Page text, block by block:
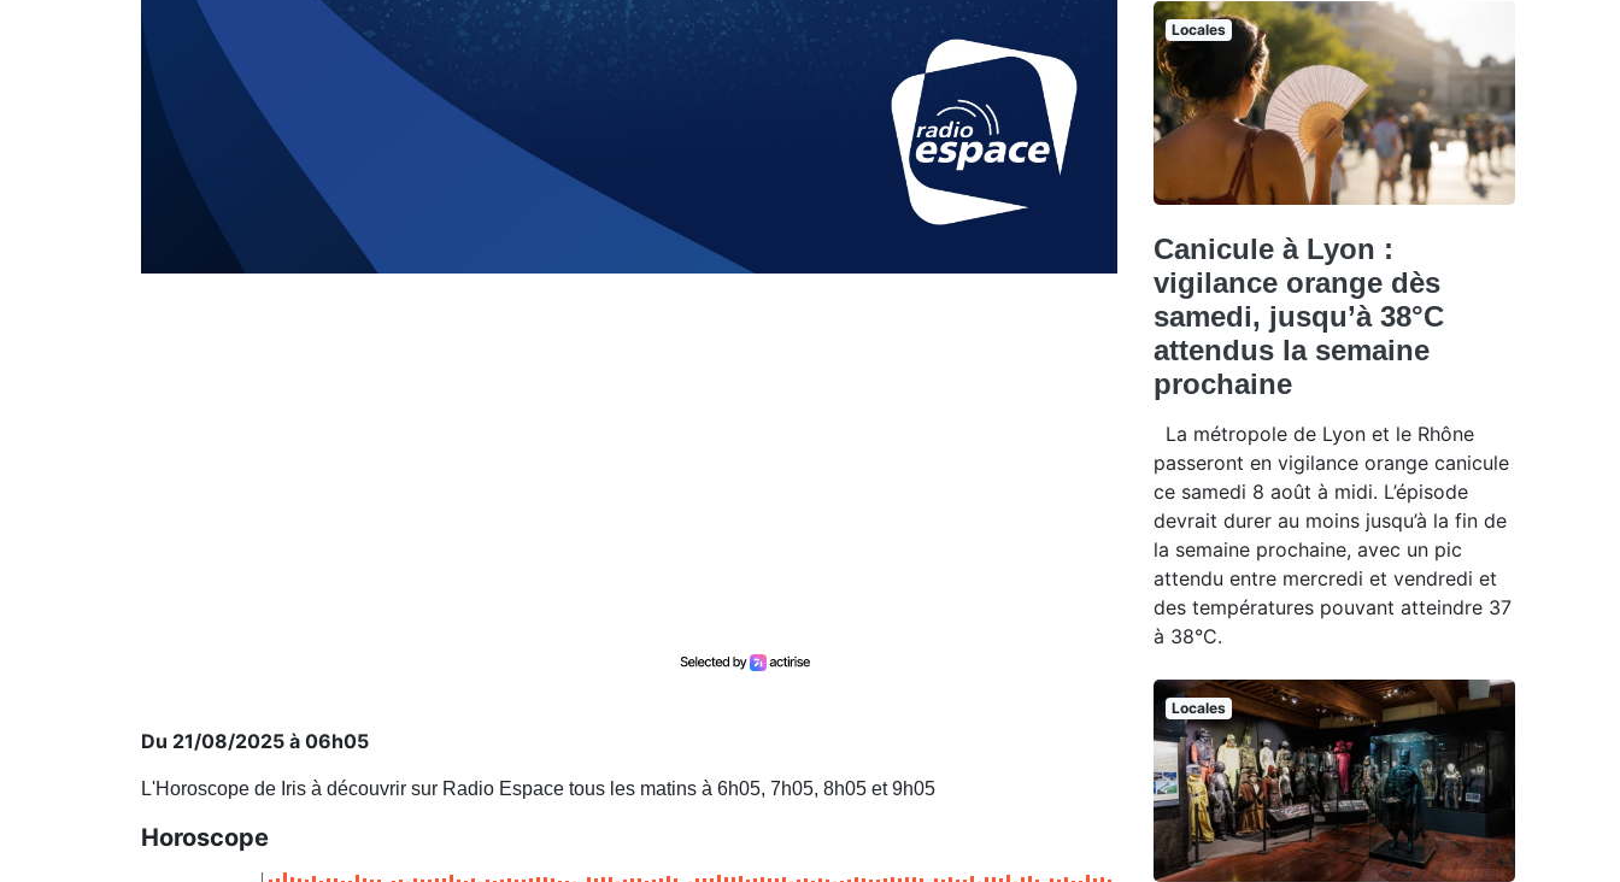
Du 21/08/2025 à 06h05
L'Horoscope de Iris à découvrir sur Radio Espace tous les matins à 6h05, 7h05, 8h05 et 9h05
Horoscope
Locales
Canicule à Lyon :
vigilance orange dès
samedi, jusqu’à 38°C
attendus la semaine
prochaine
La métropole de Lyon et le Rhône
passeront en vigilance orange canicule
ce samedi 8 août à midi. L’épisode
devrait durer au moins jusqu’à la fin de
la semaine prochaine, avec un pic
attendu entre mercredi et vendredi et
des températures pouvant atteindre 37
à 38°C.
Locales